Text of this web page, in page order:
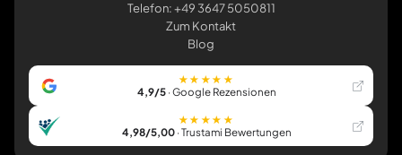
Telefon: +49 3647 5050811
Zum Kontakt
Blog
★★★★★
4,9/5· Google Rezensionen
★★★★★
4,98/5,00· Trustami Bewertungen